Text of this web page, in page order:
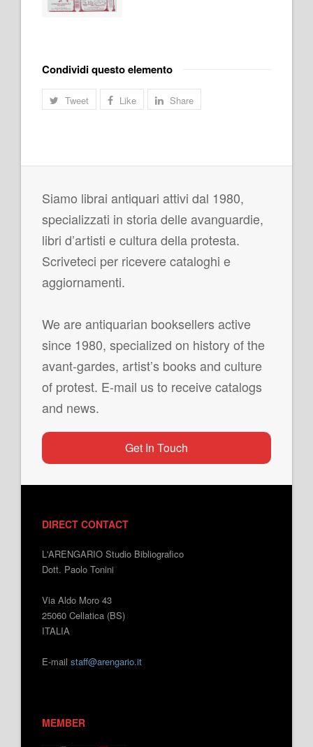
Condividi questo elemento
Tweet Like Share
Siamo librai antiquari attivi dal 1980,
specializzati in storia delle avanguardie,
libri d’artisti e cultura della protesta.
Scriveteci per ricevere cataloghi e
aggiornamenti.
We are antiquarian booksellers active
since 1980, specialized on history of the
avant-gardes, artist’s books and culture
of protest. E-mail us to receive catalogs
and news.
Get In Touch
DIRECT CONTACT
L'ARENGARIO Studio Bibliografico
Dott. Paolo Tonini
Via Aldo Moro 43
25060 Cellatica (BS)
ITALIA
E-mail staff@arengario.it
MEMBER